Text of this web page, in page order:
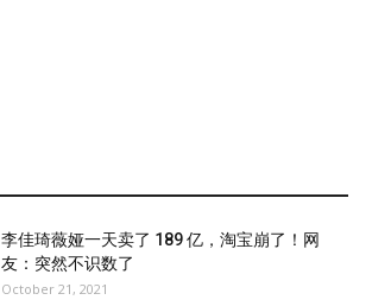
李佳琦薇娅一天卖了 189 亿，淘宝崩了！网
友：突然不识数了
October 21, 2021